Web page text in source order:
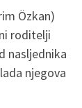
Özkan)
roditelji
nasljednika
njegova